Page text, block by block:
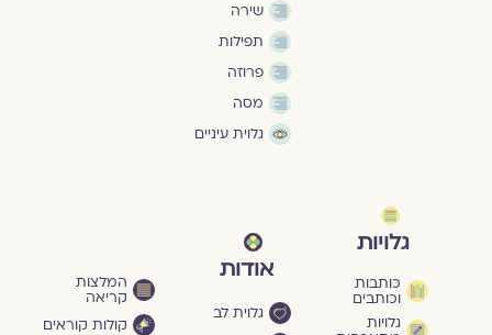
שירה
תפילות
פרוזה
מסה
גלוית עיניים
גלויות
כותבות
וכותבים
גלויות
אודות
גלוית לב
המלצות
קריאה
קולות קוראים